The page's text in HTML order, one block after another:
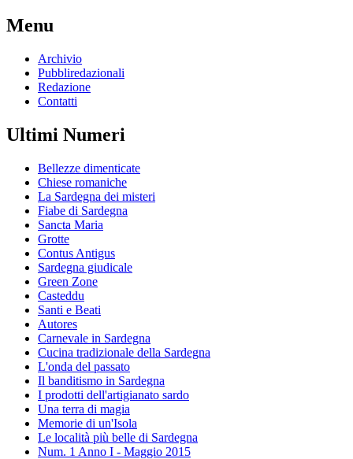
Menu
Archivio
Pubbliredazionali
Redazione
Contatti
Ultimi Numeri
Bellezze dimenticate
Chiese romaniche
La Sardegna dei misteri
Fiabe di Sardegna
Sancta Maria
Grotte
Contus Antigus
Sardegna giudicale
Green Zone
Casteddu
Santi e Beati
Autores
Carnevale in Sardegna
Cucina tradizionale della Sardegna
L'onda del passato
Il banditismo in Sardegna
I prodotti dell'artigianato sardo
Una terra di magia
Memorie di un'Isola
Le località più belle di Sardegna
Num. 1 Anno I - Maggio 2015